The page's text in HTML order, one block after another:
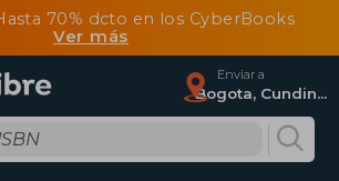
70% dcto en los CyberBooks
Ver más
Enviar a
Bogota, Cundinamarca